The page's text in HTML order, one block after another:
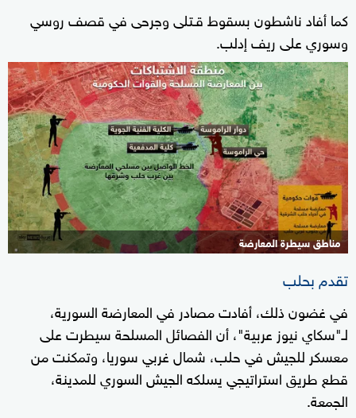
كما أفاد ناشطون بسقوط قـتلى وجرحى في قصف روسي
وسوري على ريف إدلب.
مناطق سيطرة المعارضة
تقدم بحلب
في غضون ذلك، أفادت مصادر في المعارضة السورية،
لـ"سكاي نيوز عربية"، أن الفصائل المسلحة سيطرت على
معسكر للجيش في حلب، شمال غربي سوريا، وتمكنت من
قطع طريق استراتيجي يسلكه الجيش السوري للمدينة،
الجمعة.